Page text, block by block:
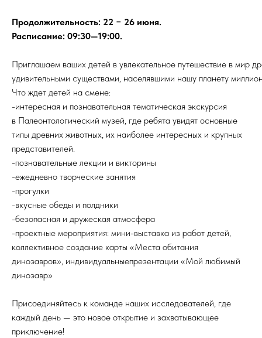
Продолжительность: 22 − 26 июня.
Расписаниe: 09:30—19:00.
Приглашаем ваших детей в увлекательное путешествие в мир
удивительными существами, населявшими нашу планету
Что ждет детей на смене:
-интересная и познавательная тематическая экскурсия
в Палеонтологический музей, где ребята увидят основные
типы древних животных, их наиболее интересных и крупных
представителей.
-познавательные лекции и викторины
-ежедневно творческие занятия
-прогулки
-вкусные обеды и полдники
-безопасная и дружеская атмосфера
-проектные мероприятия: мини-выставка из работ детей,
коллективное создание карты «Места обитания
динозавров», индивидуальныепрезентации «Мой любимый
динозавр»
Присоединяйтесь к команде наших исследователей, где
каждый день — это новое открытие и захватывающее
приключение!